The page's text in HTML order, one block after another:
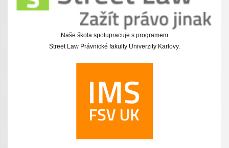
Naše škola spolupracuje s programem
Street Law Právnické fakulty Univerzity Karlovy.